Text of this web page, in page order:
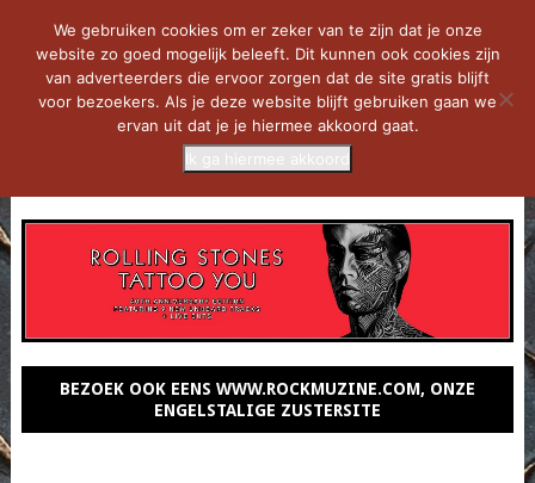
BEZOEK OOK EENS WWW.ROCKMUZINE.COM, ONZE
ENGELSTALIGE ZUSTERSITE
We gebruiken cookies om er zeker van te zijn dat je onze
website zo goed mogelijk beleeft. Dit kunnen ook cookies zijn
van adverteerders die ervoor zorgen dat de site gratis blijft
voor bezoekers. Als je deze website blijft gebruiken gaan we
ervan uit dat je je hiermee akkoord gaat.
Ik ga hiermee akkoord